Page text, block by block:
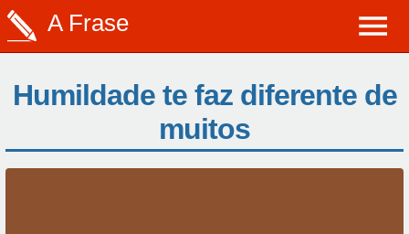
A Frase
Humildade te faz diferente de
muitos